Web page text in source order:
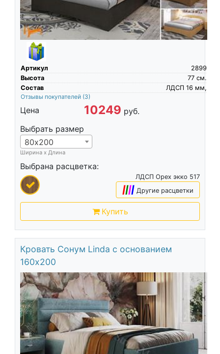
Артикул
2899
Высота
см.
77
Состав
ЛДСП 16 мм,
Отзывы покупателей (3)
Цена 10249 руб.
Выбрать размер
80х200
Ширина х Длина
Выбрана расцветка:
ЛДСП Орех экко 517
|||| Другие расцветки
Купить
Кровать Сонум Linda с основанием
160х200